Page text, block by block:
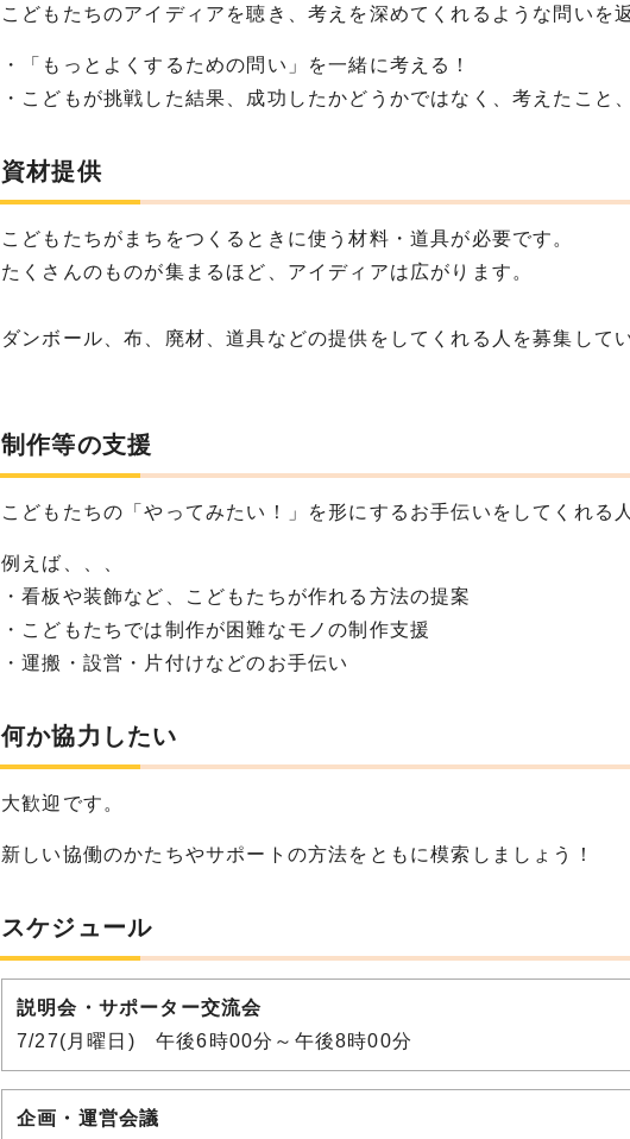
こどもたちのアイディアを聴き、考えを深めてくれるような問いを
・「もっとよくするための問い」を一緒に考える！
・こどもが挑戦した結果、成功したかどうかではなく、考えたこと
資材提供
こどもたちがまちをつくるときに使う材料・道具が必要です。
たくさんのものが集まるほど、アイディアは広がります。
ダンボール、布、廃材、道具などの提供をしてくれる人を募集して
制作等の支援
こどもたちの「やってみたい！」を形にするお手伝いをしてくれる
例えば、、、
・看板や装飾など、こどもたちが作れる方法の提案
・こどもたちでは制作が困難なモノの制作支援
・運搬・設営・片付けなどのお手伝い
何か協力したい
大歓迎です。
新しい協働のかたちやサポートの方法をともに模索しましょう！
スケジュール
説明会・サポーター交流会
7/27(月曜日) 午後6時00分～午後8時00分
企画・運営会議